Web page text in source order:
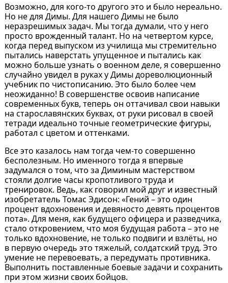
Возможно, для кого-то другого это и было нереально.
Но не для Димы. Для нашего Димы не было
неразрешимых задач. Мы тогда думали, что у него
просто врожденный талант. Но на четвертом курсе,
когда перед выпуском из училища мы стремительно
пытались наверстать упущенное и пытались как
можно больше узнать о военном деле, я совершенно
случайно увидел в руках у Димы дореволюционный
учебник по чистописанию. Это было более чем
неожиданно! В совершенстве освоив написание
современных букв, теперь он оттачивал свои навыки
на старославянских буквах, от руки рисовал в своей
тетради идеально точные геометрические фигуры,
работал с цветом и оттенками.
Все это казалось нам тогда чем-то совершенно
бесполезным. Но именного тогда я впервые
задумался о том, что за Диминым мастерством
стояли долгие часы кропотливого труда и
тренировок. Ведь, как говорил мой друг и известный
изобретатель Томас Эдисон: «Гений – это один
процент вдохновения и девяносто девять процентов
пота». Для меня, как будущего офицера и разведчика,
стало откровением, что моя будущая работа – это не
только вдохновение, не только подвиги и взлёты, но
в первую очередь это тяжелый, солдатский труд. Это
умение не перевоевать, а передумать противника.
Выполнить поставленные боевые задачи и сохранить
при этом жизни своих бойцов.